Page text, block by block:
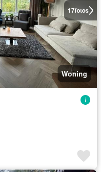
17fotos
Woning